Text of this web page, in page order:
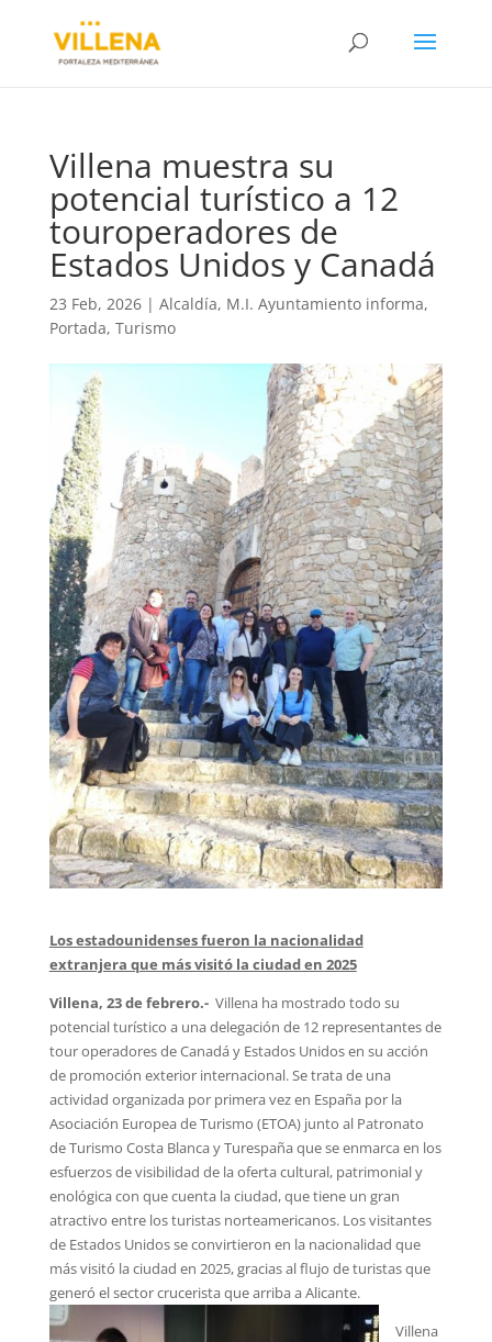
Villena muestra su
potencial turístico a 12
touroperadores de
Estados Unidos y Canadá
23 Feb, 2026| Alcaldía, M.I. Ayuntamiento informa,
Portada, Turismo
Los estadounidenses fueron la nacionalidad
extranjera que más visitó la ciudad en 2025
Villena, 23 de febrero.- Villena ha mostrado todo su
potencial turístico a una delegación de 12 representantes de
tour operadores de Canadá y Estados Unidos en su acción
de promoción exterior internacional. Se trata de una
actividad organizada por primera vez en España por la
Asociación Europea de Turismo (ETOA) junto al Patronato
de Turismo Costa Blanca y Turespaña que se enmarca en los
esfuerzos de visibilidad de la oferta cultural, patrimonial y
enológica con que cuenta la ciudad, que tiene un gran
atractivo entre los turistas norteamericanos. Los visitantes
de Estados Unidos se convirtieron en la nacionalidad que
más visitó la ciudad en 2025, gracias al flujo de turistas que
generó el sector crucerista que arriba a Alicante.
Villena